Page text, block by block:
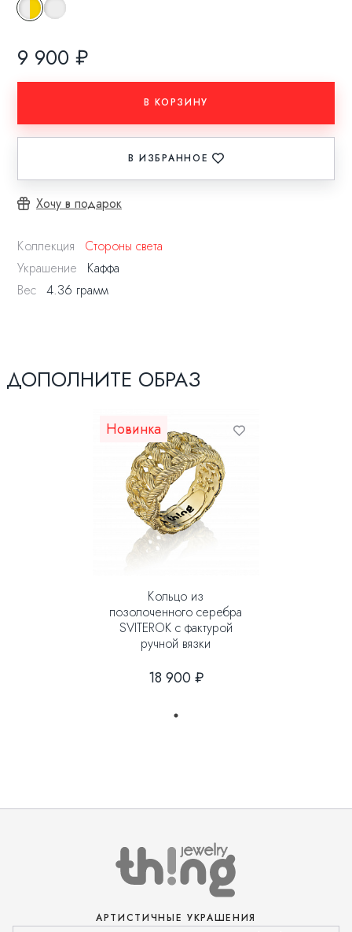
9 900 ₽
В КОРЗИНУ
В ИЗБРАННОЕ
Хочу в подарок
Коллекция
Стороны света
Украшение
Каффа
Вес 4.36 грамм
ДОПОЛНИТЕ ОБРАЗ
Новинка
Кольцо из
позолоченного серебра
SVITEROK с фактурой
ручной вязки
18 900 ₽
АРТИСТИЧНЫЕ УКРАШЕНИЯ